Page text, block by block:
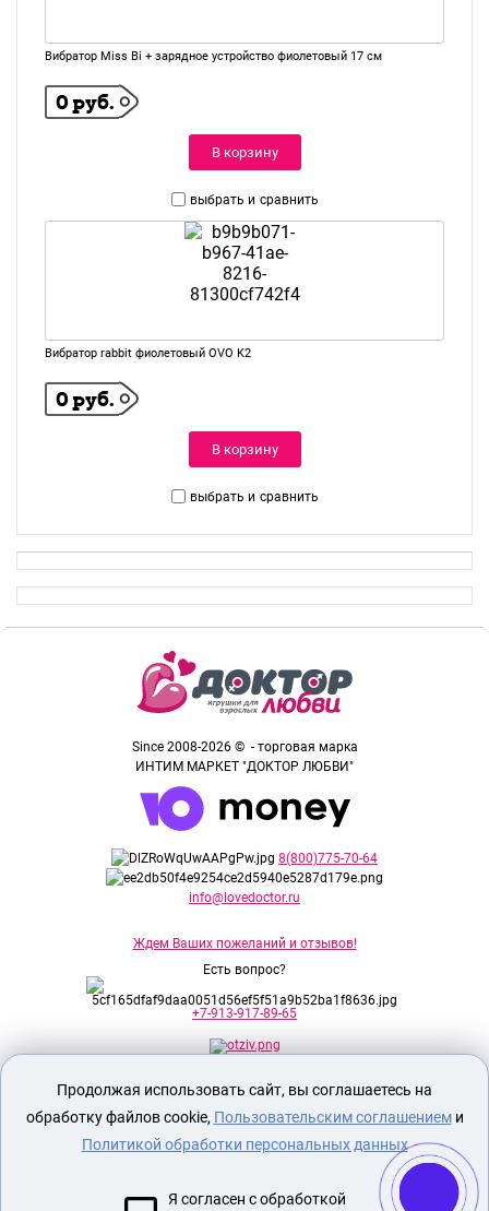
Вибратор Miss Bi + зарядное устройство фиолетовый 17 см
0 руб.
В корзину
выбрать и сравнить
Вибратор rabbit фиолетовый OVO K2
0 руб.
В корзину
выбрать и сравнить
Since 2008-2026 © - торговая марка
ИНТИМ МАРКЕТ "ДОКТОР ЛЮБВИ"
8(800)775-70-64
info@lovedoctor.ru
Ждем Ваших пожеланий и отзывов!
Есть вопрос?
+7-913-917-89-65
Секс шоп Доктор Любви предназначен
исключительно для лиц старше 18 лет!
Вся продукция имеет знак EAC
Продолжая использовать сайт, вы соглашаетесь на
обработку файлов cookie, Пользовательским соглашениеми
Политикой обработки персональных данных
Я согласен с обработкой